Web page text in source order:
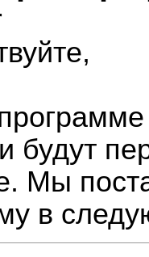
будут
Мы
в